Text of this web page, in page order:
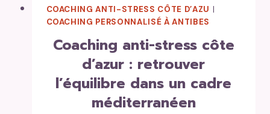
COACHING ANTI-STRESS CÔTE D’AZU |
COACHING PERSONNALISÉ À ANTIBES
coaching anti-stress côte
d’azur : retrouver
l’équilibre dans un cadre
méditerranéen